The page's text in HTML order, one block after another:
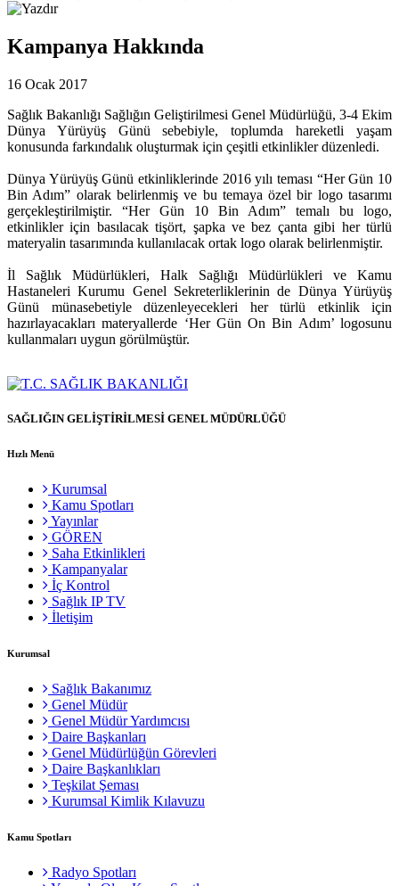
Kampanya Hakkında
16 Ocak 2017
Sağlık Bakanlığı Sağlığın Geliştirilmesi Genel Müdürlüğü, 3-4 Ekim
Dünya Yürüyüş Günü sebebiyle, toplumda hareketli yaşam
konusunda farkındalık oluşturmak için çeşitli etkinlikler düzenledi.
Dünya Yürüyüş Günü etkinliklerinde 2016 yılı teması “Her Gün 10
Bin Adım” olarak belirlenmiş ve bu temaya özel bir logo tasarımı
gerçekleştirilmiştir. “Her Gün 10 Bin Adım” temalı bu logo,
etkinlikler için basılacak tişört, şapka ve bez çanta gibi her türlü
materyalin tasarımında kullanılacak ortak logo olarak belirlenmiştir.
İl Sağlık Müdürlükleri, Halk Sağlığı Müdürlükleri ve Kamu
Hastaneleri Kurumu Genel Sekreterliklerinin de Dünya Yürüyüş
Günü münasebetiyle düzenleyecekleri her türlü etkinlik için
hazırlayacakları materyallerde ‘Her Gün On Bin Adım’ logosunu
kullanmaları uygun görülmüştür.
SAĞLIĞIN GELİŞTİRİLMESİ GENEL MÜDÜRLÜĞÜ
Hızlı Menü
Kurumsal
Kamu Spotları
Yayınlar
GÖREN
Saha Etkinlikleri
Kampanyalar
İç Kontrol
Sağlık IP TV
İletişim
Kurumsal
Sağlık Bakanımız
Genel Müdür
Genel Müdür Yardımcısı
Daire Başkanları
Genel Müdürlüğün Görevleri
Daire Başkanlıkları
Teşkilat Şeması
Kurumsal Kimlik Kılavuzu
Kamu Spotları
Radyo Spotları